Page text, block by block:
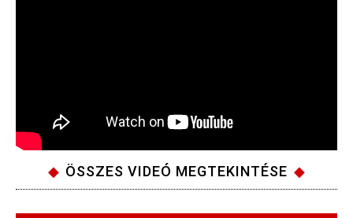
ÖSSZES VIDEÓ MEGTEKINTÉSE